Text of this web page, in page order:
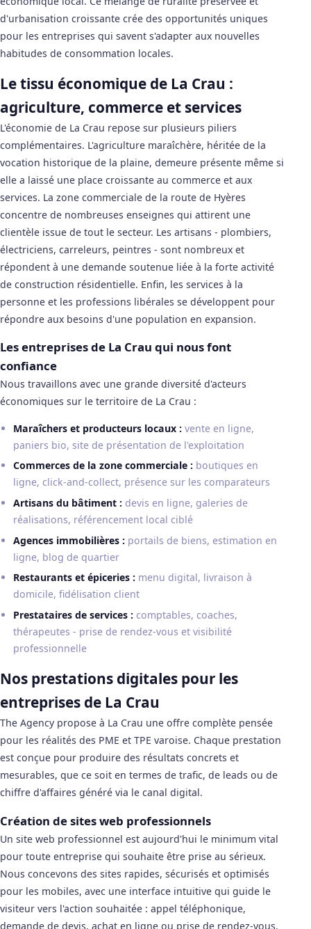
d'urbanisation croissante crée des opportunités uniques
pour les entreprises qui savent s'adapter aux nouvelles
habitudes de consommation locales.
Le tissu économique de La Crau :
agriculture, commerce et services
L'économie de La Crau repose sur plusieurs piliers
complémentaires. L'agriculture maraîchère, héritée de la
vocation historique de la plaine, demeure présente même si
elle a laissé une place croissante au commerce et aux
services. La zone commerciale de la route de Hyères
concentre de nombreuses enseignes qui attirent une
clientèle issue de tout le secteur. Les artisans - plombiers,
électriciens, carreleurs, peintres - sont nombreux et
répondent à une demande soutenue liée à la forte activité
de construction résidentielle. Enfin, les services à la
personne et les professions libérales se développent pour
répondre aux besoins d'une population en expansion.
Les entreprises de La Crau qui nous font
confiance
Nous travaillons avec une grande diversité d'acteurs
économiques sur le territoire de La Crau :
Maraîchers et producteurs locaux : vente en ligne,
paniers bio, site de présentation de l'exploitation
Commerces de la zone commerciale : boutiques en
ligne, click-and-collect, présence sur les comparateurs
Artisans du bâtiment : devis en ligne, galeries de
réalisations, référencement local ciblé
Agences immobilières : portails de biens, estimation en
ligne, blog de quartier
Restaurants et épiceries : menu digital, livraison à
domicile, fidélisation client
Prestataires de services : comptables, coaches,
thérapeutes - prise de rendez-vous et visibilité
professionnelle
Nos prestations digitales pour les
entreprises de La Crau
The Agency propose à La Crau une offre complète pensée
pour les réalités des PME et TPE varoise. Chaque prestation
est conçue pour produire des résultats concrets et
mesurables, que ce soit en termes de trafic, de leads ou de
chiffre d'affaires généré via le canal digital.
Création de sites web professionnels
Un site web professionnel est aujourd'hui le minimum vital
pour toute entreprise qui souhaite être prise au sérieux.
Nous concevons des sites rapides, sécurisés et optimisés
pour les mobiles, avec une interface intuitive qui guide le
visiteur vers l'action souhaitée : appel téléphonique,
demande de devis, achat en ligne ou prise de rendez-vous.